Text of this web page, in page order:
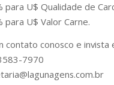
para U$ Qualidade de
para U$ Valor Carne.
contato conosco e invista
7970